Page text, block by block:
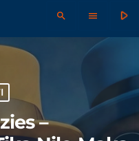
search menu play_arrow
–